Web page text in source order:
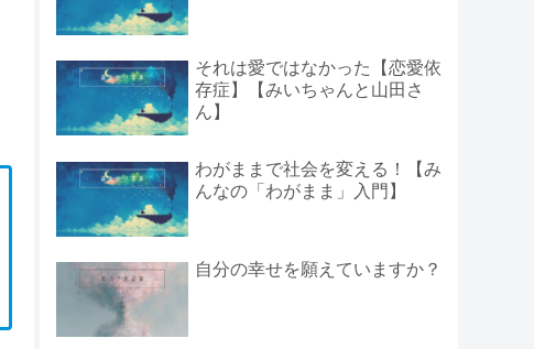
それは愛ではなかった【恋愛依
存症】【みいちゃんと山田さ
ん】
わがままで社会を変える！【み
んなの「わがまま」入門】
自分の幸せを願えていますか？